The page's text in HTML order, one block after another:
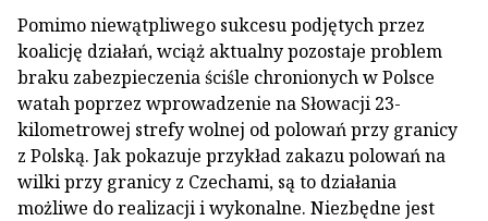
Pomimo niewątpliwego sukcesu podjętych przez
koalicję działań, wciąż aktualny pozostaje problem
braku zabezpieczenia ściśle chronionych w Polsce
watah poprzez wprowadzenie na Słowacji 23-
kilometrowej strefy wolnej od polowań przy granicy
z Polską. Jak pokazuje przykład zakazu polowań na
wilki przy granicy z Czechami, są to działania
możliwe do realizacji i wykonalne. Niezbędne jest